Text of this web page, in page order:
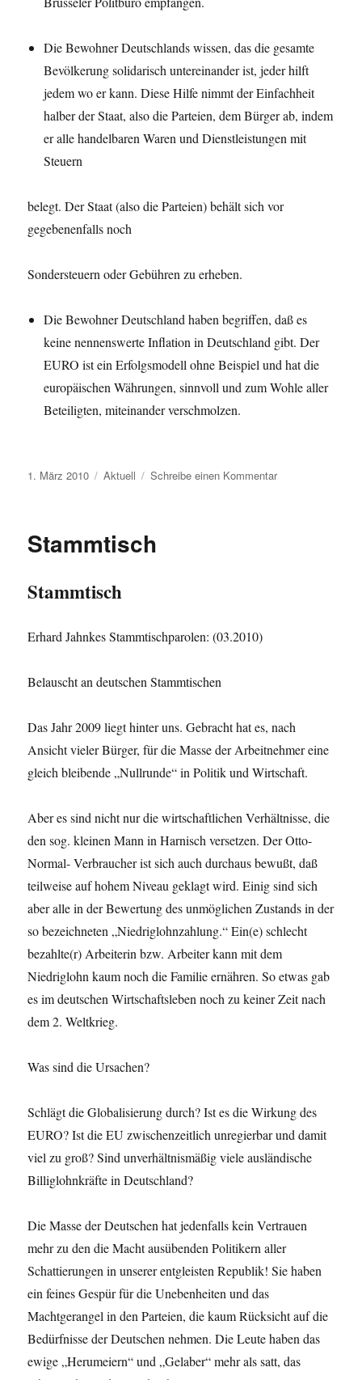
Die Bewohner Deutschlands wissen, das die gesamte
Bevölkerung solidarisch untereinander ist, jeder hilft
jedem wo er kann. Diese Hilfe nimmt der Einfachheit
halber der Staat, also die Parteien, dem Bürger ab, indem
er alle handelbaren Waren und Dienstleistungen mit
Steuern
belegt. Der Staat (also die Parteien) behält sich vor
gegebenenfalls noch
Sondersteuern oder Gebühren zu erheben.
Die Bewohner Deutschland haben begriffen, daß es
keine nennenswerte Inflation in Deutschland gibt. Der
EURO ist ein Erfolgsmodell ohne Beispiel und hat die
europäischen Währungen, sinnvoll und zum Wohle aller
Beteiligten, miteinander verschmolzen.
Veröffentlicht
1. März 2010 Kategorien
Aktuell Schreibe einen Kommentarzu
Stammtisch
Stammtisch
Erhard Jahnkes Stammtischparolen: (03.2010)
Belauscht an deutschen Stammtischen
Das Jahr 2009 liegt hinter uns. Gebracht hat es, nach
Ansicht vieler Bürger, für die Masse der Arbeitnehmer eine
gleich bleibende „Nullrunde“ in Politik und Wirtschaft.
Aber es sind nicht nur die wirtschaftlichen Verhältnisse, die
den sog. kleinen Mann in Harnisch versetzen. Der Otto-
Normal- Verbraucher ist sich auch durchaus bewußt, daß
teilweise auf hohem Niveau geklagt wird. Einig sind sich
aber alle in der Bewertung des unmöglichen Zustands in der
so bezeichneten „Niedriglohnzahlung.“ Ein(e) schlecht
bezahlte(r) Arbeiterin bzw. Arbeiter kann mit dem
Niedriglohn kaum noch die Familie ernähren. So etwas gab
es im deutschen Wirtschaftsleben noch zu keiner Zeit nach
dem 2. Weltkrieg.
Was sind die Ursachen?
Schlägt die Globalisierung durch? Ist es die Wirkung des
EURO? Ist die EU zwischenzeitlich unregierbar und damit
viel zu groß? Sind unverhältnismäßig viele ausländische
Billiglohn­kräfte in Deutschland?
Die Masse der Deutschen hat jedenfalls kein Vertrauen
mehr zu den die Macht ausübenden Politikern aller
Schattierungen in unserer ent­gleisten Republik! Sie haben
ein feines Gespür für die Unebenheiten und das
Machtgerangel in den Parteien, die kaum Rücksicht auf die
Bedürfnisse der Deutschen nehmen. Die Leute haben das
ewige „Herumeiern“ und „Gelaber“ mehr als satt, das